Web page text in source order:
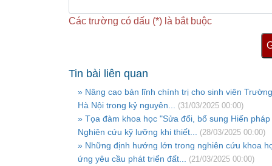
Các trường có dấu (*) là bắt buộc
Tin bài liên quan
» Nâng cao bản lĩnh chính trị cho sinh viên
Hà Nội trong kỷ nguyên...
(31/03/2025 00:00)
» Tọa đàm khoa học "Sửa đổi, bổ sung Hiến
Nghiên cứu kỹ lưỡng khi thiết...
(28/03/2025 00:00)
» Những định hướng lớn trong nghiên cứu khoa
ứng yêu cầu phát triển đất...
(21/03/2025 00:00)